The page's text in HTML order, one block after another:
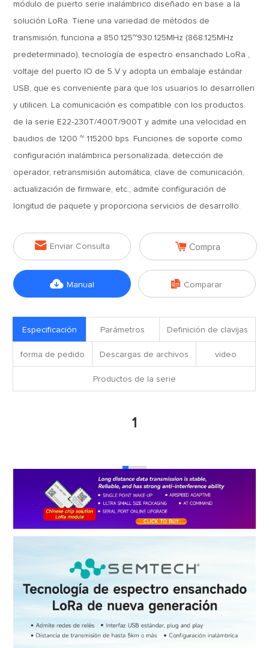
módulo de puerto serie inalámbrico diseñado en base a la
solución LoRa. Tiene una variedad de métodos de
transmisión, funciona a 850.125~930.125MHz (868.125MHz
predeterminado), tecnología de espectro ensanchado LoRa ,
voltaje del puerto IO de 5 V y adopta un embalaje estándar
USB, que es conveniente para que los usuarios lo desarrollen
y utilicen. La comunicación es compatible con los productos
de la serie E22-230T/400T/900T y admite una velocidad en
baudios de 1200 ~ 115200 bps. Funciones de soporte como
configuración inalámbrica personalizada, detección de
operador, retransmisión automática, clave de comunicación,
actualización de firmware, etc., admite configuración de
longitud de paquete y proporciona servicios de desarrollo.
 Enviar Consulta  Compra
 Manual  Comparar
Especificación Parámetros Definición de clavijas
forma de pedido Descargas de archivos video
Productos de la serie
1